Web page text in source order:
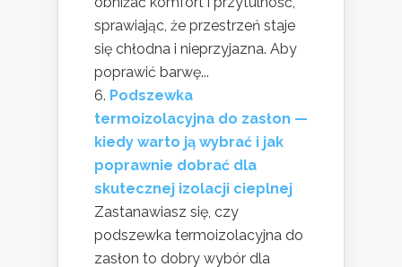
sprawiając, że przestrzeń staje
się chłodna i nieprzyjazna. Aby
poprawić barwę...
Podszewka
termoizolacyjna do zasłon —
kiedy warto ją wybrać i jak
poprawnie dobrać dla
skutecznej izolacji cieplnej
Zastanawiasz się, czy
podszewka termoizolacyjna do
zasłon to dobry wybór dla